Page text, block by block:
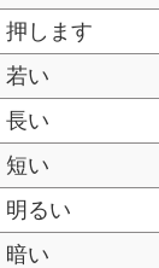
押します
若い
長い
短い
明るい
暗い